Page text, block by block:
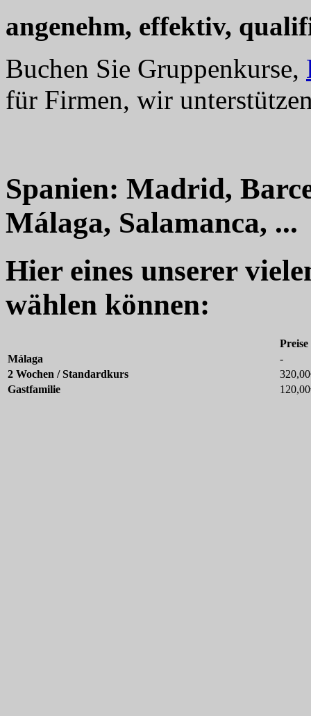
angenehm, effektiv,
Buchen Sie Gruppenkurse,
für Firmen, wir
Spanien: Madrid,
Málaga, Salamanca, ...
Hier eines unserer
wählen können:
Preise
Málaga
-
2 Wochen / Standardkurs
Gastfamilie